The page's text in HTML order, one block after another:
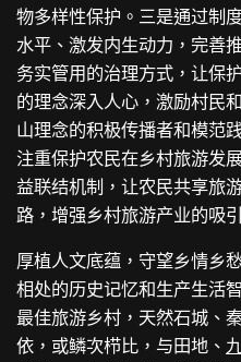
物多样性保护。三是通过制
水平、激发内生动力，完善
务实管用的治理方式，让保
的理念深入人心，激励村民
山理念的积极传播者和模范
注重保护农民在乡村旅游发
益联结机制，让农民共享旅
路，增强乡村旅游产业的吸
厚植人文底蕴，守望乡情乡
相处的历史记忆和生产生活
最佳旅游乡村，天然石城、
依，或鳞次栉比，与田地、